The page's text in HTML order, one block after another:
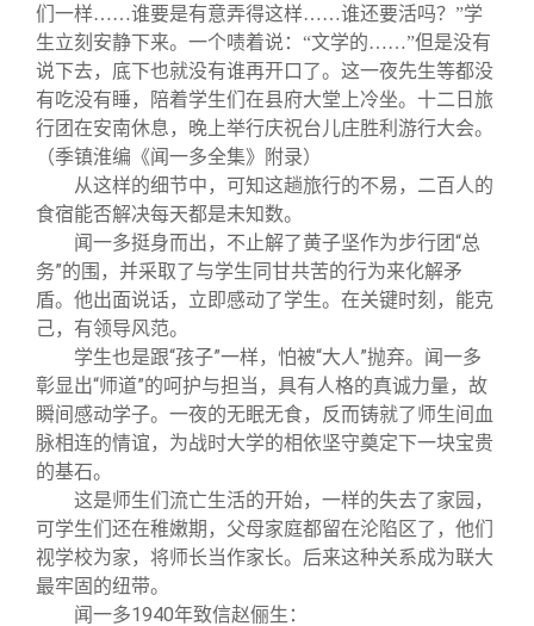
们一样……谁要是有意弄得这样……谁还要活吗？”学
生立刻安静下来。一个啧着说：“文学的……”但是没有
说下去，底下也就没有谁再开口了。这一夜先生等都没
有吃没有睡，陪着学生们在县府大堂上冷坐。十二日旅
行团在安南休息，晚上举行庆祝台儿庄胜利游行大会。
（季镇淮编《闻一多全集》附录）
从这样的细节中，可知这趟旅行的不易，二百人的
食宿能否解决每天都是未知数。
闻一多挺身而出，不止解了黄子坚作为步行团“总
务”的围，并采取了与学生同甘共苦的行为来化解矛
盾。他出面说话，立即感动了学生。在关键时刻，能克
己，有领导风范。
学生也是跟“孩子”一样，怕被“大人”抛弃。闻一多
彰显出“师道”的呵护与担当，具有人格的真诚力量，故
瞬间感动学子。一夜的无眠无食，反而铸就了师生间血
脉相连的情谊，为战时大学的相依坚守奠定下一块宝贵
的基石。
这是师生们流亡生活的开始，一样的失去了家园，
可学生们还在稚嫩期，父母家庭都留在沦陷区了，他们
视学校为家，将师长当作家长。后来这种关系成为联大
最牢固的纽带。
闻一多1940年致信赵俪生：